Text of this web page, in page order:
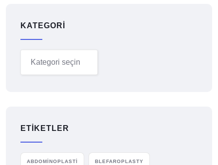
KATEGORI
ETIKETLER
ABDOMİNOPLASTİ BLEFAROPLASTY